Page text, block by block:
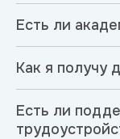
Есть ли
Как я получу
Есть ли